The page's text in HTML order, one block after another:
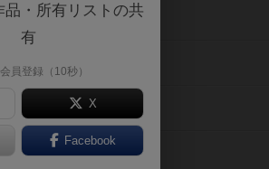
品・所有リストの共
有
員登録（10秒）
X
Facebook
ス
覧
コラム